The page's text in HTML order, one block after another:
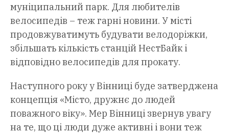
муніципальний парк. Для любителів
велосипедів – теж гарні новини. У місті
продовжуватимуть будувати велодоріжки,
збільшать кількість станцій НестБайк і
відповідно велосипедів для прокату.
Наступного року у Вінниці буде затверджена
концепція «Місто, дружнє до людей
поважного віку». Мер Вінниці звернув увагу
на те, що ці люди дуже активні і вони теж